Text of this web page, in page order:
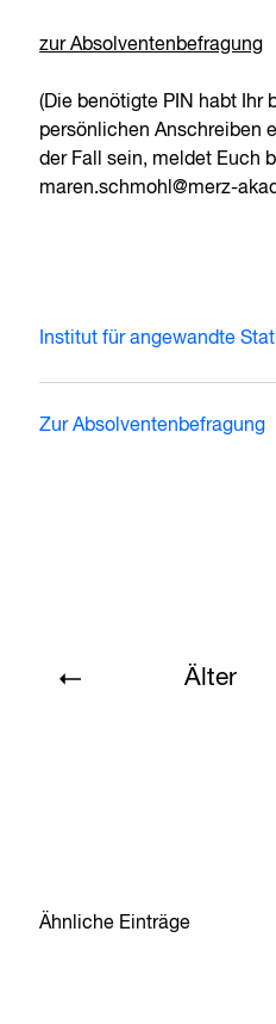
zur Absolventenbefragung
(Die benötigte PIN habt Ihr
persönlichen Anschreiben
der Fall sein, meldet Euch
maren.schmohl@merz-
Institut für angewandte
Zur Absolventenbefragung
Älter
Ähnliche Einträge